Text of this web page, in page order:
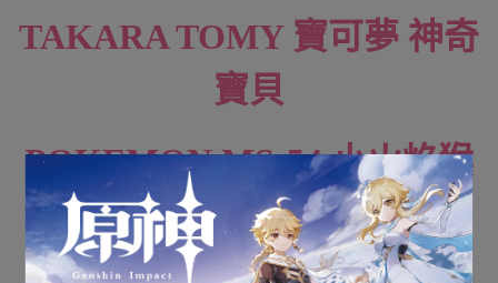
TAKARA TOMY 寶可夢 神奇
寶貝
POKEMON MS-54 小火焰猴
CHIMCHAR